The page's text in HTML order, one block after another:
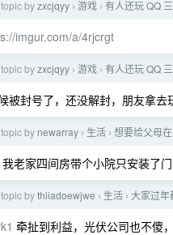
byzxcjqyy › 游戏 › 有人还玩 QQ
imgur.com/a/4rjcrgt
byzxcjqyy › 游戏 › 有人还玩 QQ
被封号了，还没解封，朋友拿
by newarray › 生活 › 想要给父母
老家四间房带个小院只安装了
bythiiadoewjwe › 生活 › 大家过年
牵扯到利益，光伏公司也不傻